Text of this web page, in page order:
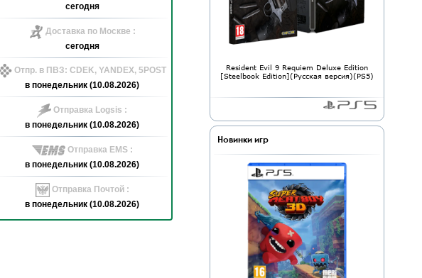
сегодня
Доставка по Москве :
сегодня
Отпр. в ПВЗ: CDEK, YANDEX, 5POST
в понедельник (10.08.2026)
Отправка Logsis :
в понедельник (10.08.2026)
Отправка EMS :
в понедельник (10.08.2026)
Отправка Почтой :
в понедельник (10.08.2026)
Resident Evil 9 Requiem Deluxe Edition
[Steelbook Edition](Русская версия)(PS5)
Новинки игр